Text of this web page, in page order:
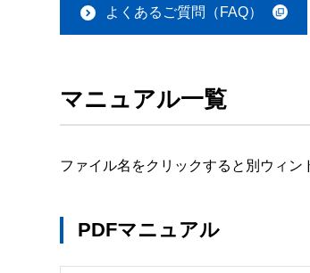
よくあるご質問（FAQ）
マニュアル一覧
ファイル名をクリックすると別ウィン
PDFマニュアル